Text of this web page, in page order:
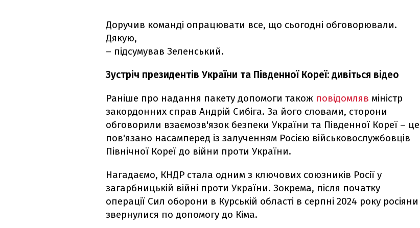
Доручив команді опрацювати все, що сьогодні обговорювали.
Дякую,
– підсумував Зеленський.
Зустріч президентів України та Південної Кореї: дивіться відео
Раніше про надання пакету допомоги також повідомляв міністр
закордонних справ Андрій Сибіга. За його словами, сторони
обговорили взаємозв'язок безпеки України та Південної Кореї – це
пов'язано насамперед із залученням Росією військовослужбовців
Північної Кореї до війни проти України.
Нагадаємо, КНДР стала одним з ключових союзників Росії у
загарбницькій війні проти України. Зокрема, після початку
операції Сил оборони в Курській області в серпні 2024 року росіяни
звернулися по допомогу до Кіма.